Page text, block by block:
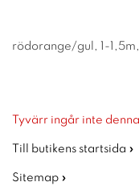
rödorange/gul, 1-
Tyvärr ingår inte
Till butikens startsida »
Sitemap »